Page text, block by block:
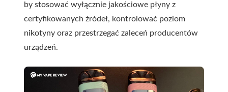
by stosować wyłącznie jakościowe płyny z
certyfikowanych źródeł, kontrolować poziom
nikotyny oraz przestrzegać zaleceń producentów
urządzeń.